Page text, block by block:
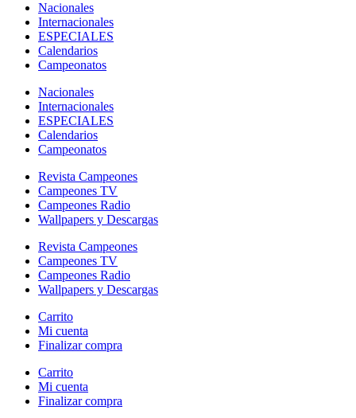
Nacionales
Internacionales
ESPECIALES
Calendarios
Campeonatos
Nacionales
Internacionales
ESPECIALES
Calendarios
Campeonatos
Revista Campeones
Campeones TV
Campeones Radio
Wallpapers y Descargas
Revista Campeones
Campeones TV
Campeones Radio
Wallpapers y Descargas
Carrito
Mi cuenta
Finalizar compra
Carrito
Mi cuenta
Finalizar compra